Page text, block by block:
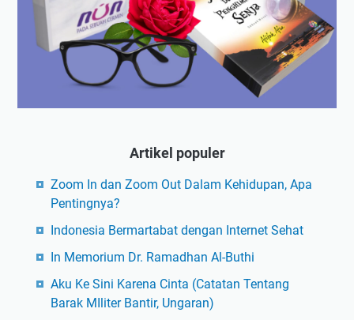
Artikel populer
Zoom In dan Zoom Out Dalam Kehidupan, Apa
Pentingnya?
Indonesia Bermartabat dengan Internet Sehat
In Memorium Dr. Ramadhan Al-Buthi
Aku Ke Sini Karena Cinta (Catatan Tentang
Barak MIliter Bantir, Ungaran)